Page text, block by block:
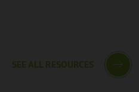
SEE ALL RESOURCES